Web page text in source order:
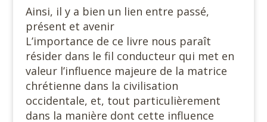
Ainsi, il y a bien un lien entre passé,
présent et avenir
L’importance de ce livre nous paraît
résider dans le fil conducteur qui met en
valeur l’influence majeure de la matrice
chrétienne dans la civilisation
occidentale, et, tout particulièrement
dans la manière dont cette influence